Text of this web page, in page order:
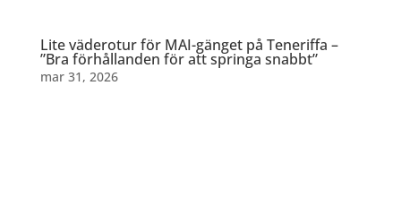
Lite väderotur för MAI-gänget på Teneriffa –
”Bra förhållanden för att springa snabbt”
mar 31, 2026